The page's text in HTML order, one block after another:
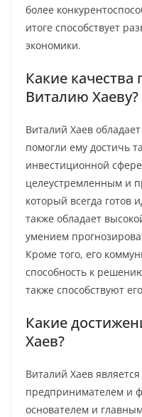
более
итоге способствует
экономики.
Какие качества
Виталию Хаеву?
Виталий Хаев
помогли ему достичь
инвестиционной
целеустремленным и
который всегда готов
также обладает
умением
Кроме того, его
способность к
также способствуют
Какие
Хаев?
Виталий Хаев
предпринимателем и
основателем и